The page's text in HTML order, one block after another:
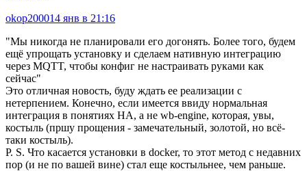
okop200014 янв в 21:16
"Мы никогда не планировали его догонять. Более того, будем
ещё упрощать установку и сделаем нативную интеграцию
через MQTT, чтобы конфиг не настраивать руками как
сейчас"
Это отличная новость, буду ждать ее реализации с
нетерпением. Конечно, если имеется ввиду нормальная
интеграция в понятиях НА, а не wb-engine, которая, увы,
костыль (пршу прощения - замечательный, золотой, но всё-
таки костыль).
P. S. Что касается установки в docker, то этот метод с недавних
пор (и не по вашей вине) стал еще костыльнее, чем раньше.